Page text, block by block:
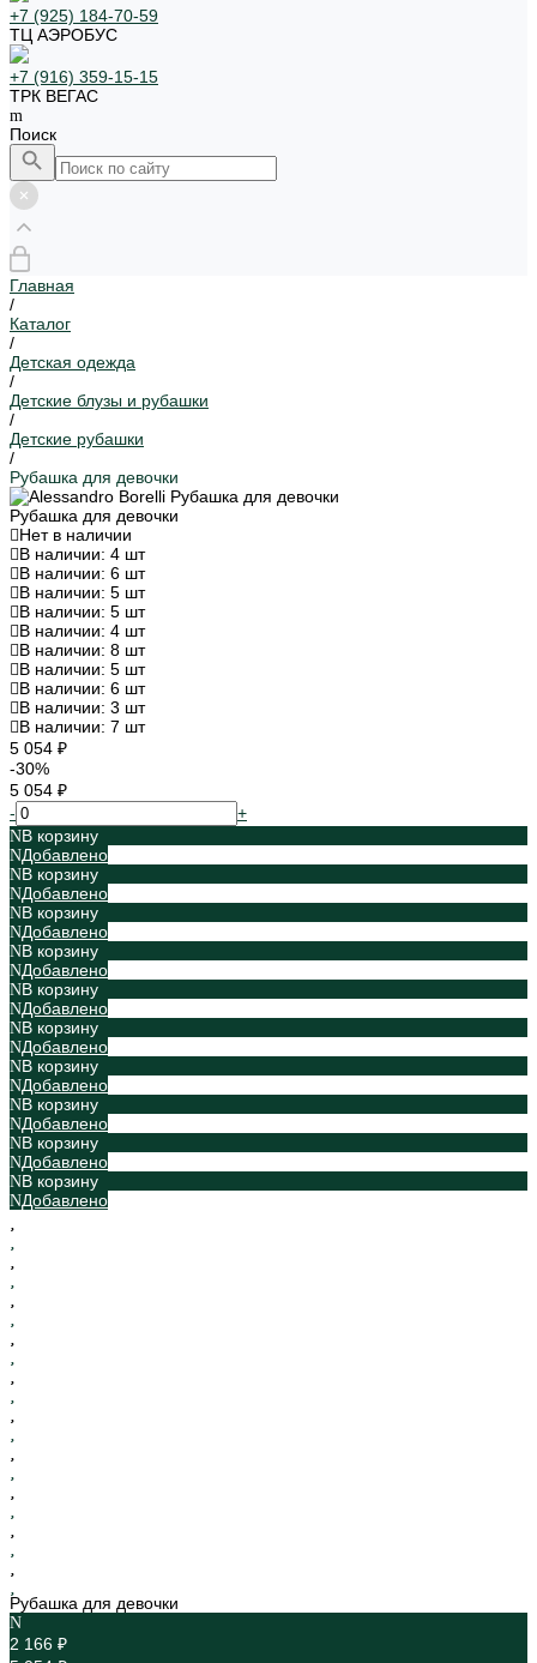
+7 (925) 184-70-59
ТЦ АЭРОБУС
+7 (916) 359-15-15
ТРК ВЕГАС
Поиск
Главная
/
Каталог
/
Детская одежда
/
Детские блузы и рубашки
/
Детские рубашки
/
Рубашка для девочки
Рубашка для девочки
Нет в наличии
В наличии: 4 шт
В наличии: 6 шт
В наличии: 5 шт
В наличии: 5 шт
В наличии: 4 шт
В наличии: 8 шт
В наличии: 5 шт
В наличии: 6 шт
В наличии: 3 шт
В наличии: 7 шт
5 054 ₽
-30%
5 054 ₽
-
+
В корзину
Добавлено
В корзину
Добавлено
В корзину
Добавлено
В корзину
Добавлено
В корзину
Добавлено
В корзину
Добавлено
В корзину
Добавлено
В корзину
Добавлено
В корзину
Добавлено
В корзину
Добавлено
Рубашка для девочки
2 166 ₽